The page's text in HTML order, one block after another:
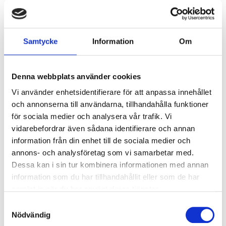
Samtycke Information Om
Denna webbplats använder cookies
Vi använder enhetsidentifierare för att anpassa innehållet
och annonserna till användarna, tillhandahålla funktioner
för sociala medier och analysera vår trafik. Vi
vidarebefordrar även sådana identifierare och annan
information från din enhet till de sociala medier och
annons- och analysföretag som vi samarbetar med.
Dessa kan i sin tur kombinera informationen med annan
information som du har tillhandahållit eller som de har
Nödvändig
Armaturer/B10A säkring:
Armaturer/B16A säkring:
kV/kA:
Överspänningsskydd DM
kV/kA:
1
Ljusstyrning
Ljusstyrning:
DALI, Fasimpuls, DSI,
Korridorfunktion
Antal DALI-adresser:
1
Sensor:
Utan sensor